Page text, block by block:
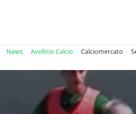
News Avellino Calcio Calciomercato